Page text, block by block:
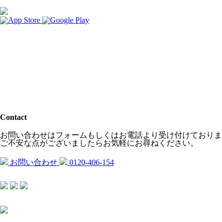
Contact
お問い合わせはフォームもしくはお電話より受け付けており
ご不安な点がございましたらお気軽にお尋ねください。
お問い合わせ 0120-406-154